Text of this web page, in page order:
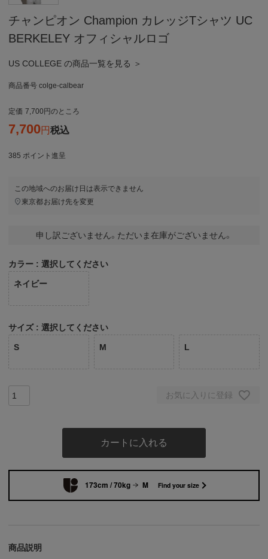
チャンピオン Champion カレッジTシャツ UC
BERKELEY オフィシャルロゴ
US COLLEGE の商品一覧を見る ＞
商品番号 colge-calbear
定価 7,700 のところ
7,700 税込
385 ポイント進呈
この地域へのお届け日は表示できません
東京都お届け先を変更
申し訳ございません。ただいま在庫がございません。
カラー 選択してください
ネイビー
サイズ 選択してください
S M L
お気に入りに登録
カートに入れる
173cm / 70kg M Find your size
商品説明